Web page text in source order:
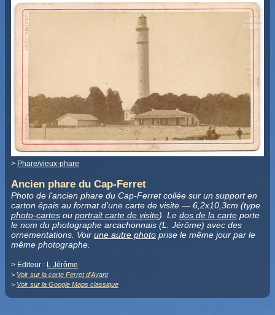
> Phare/vieux-phare
Ancien phare du Cap-Ferret
Photo de l'ancien phare du Cap-Ferret collée sur un support en
carton épais au format d'une carte de visite — 6,2x10,3cm (type
photo-cartes ou portrait carte de visite). Le dos de la carte porte
le nom du photographe arcachonnais (L. Jérôme) avec des
ornementations. Voir une autre photo prise le même jour par le
même photographe.
> Editeur : L Jérôme
> Voir sur la carte Ferret d'Avant
> Voir sur la Google Maps classique